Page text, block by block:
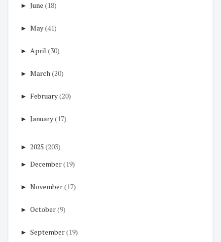
► June (18)
► May(41)
► April (30)
► March(20)
► February(20)
► January(17)
► 2025 (203)
► December(19)
► November(17)
► October(9)
► September(19)